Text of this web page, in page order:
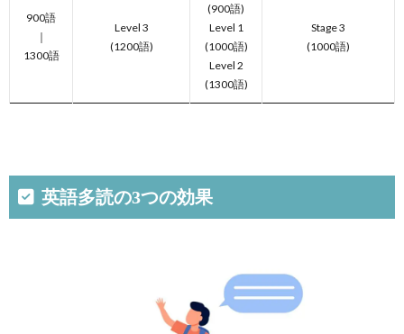
900語
｜
1300語
Level 3
(1200語)
(900語)
Level 1
(1000語)
Level 2
(1300語)
Stage 3
(1000語)
英語多読の3つの効果